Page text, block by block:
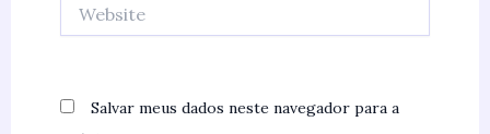
Salvar meus dados neste navegador para a